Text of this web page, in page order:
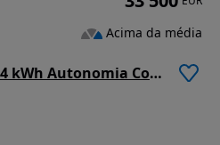
Citroën e-C3 Aircross 44 kWh Autonomia Conforto Max
Acima da média